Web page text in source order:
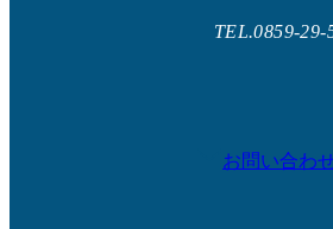
TEL.0859-29-
お問い合わ